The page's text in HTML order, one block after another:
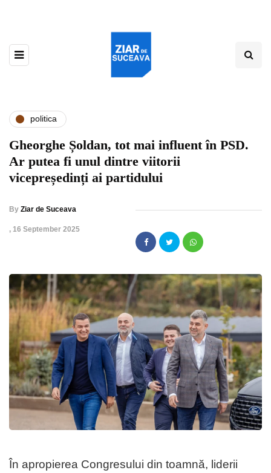
politica
Gheorghe Șoldan, tot mai influent în PSD.
Ar putea fi unul dintre viitorii
vicepreședinți ai partidului
By Ziar de Suceava
, 16 September 2025
În apropierea Congresului din toamnă, liderii